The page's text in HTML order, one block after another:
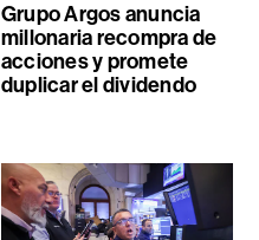
Grupo Argos anuncia
millonaria recompra de
acciones y promete
duplicar el dividendo